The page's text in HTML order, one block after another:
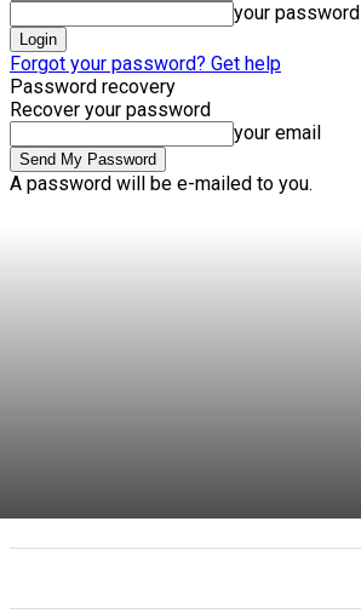
your password
Forgot your password? Get help
Password recovery
Recover your password
your email
A password will be e-mailed to you.